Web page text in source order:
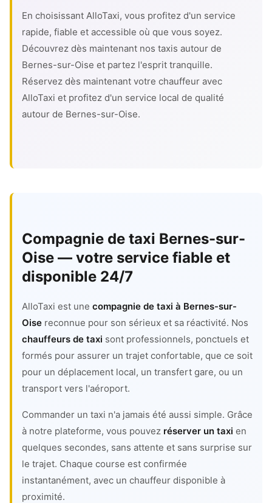
En choisissant AlloTaxi, vous profitez d'un service
rapide, fiable et accessible où que vous soyez.
Découvrez dès maintenant nos taxis autour de
Bernes-sur-Oise et partez l'esprit tranquille.
Réservez dès maintenant votre chauffeur avec
AlloTaxi et profitez d'un service local de qualité
autour de Bernes-sur-Oise.
Compagnie de taxi Bernes-sur-
Oise — votre service fiable et
disponible 24/7
AlloTaxi est une compagnie de taxi à Bernes-sur-
Oise reconnue pour son sérieux et sa réactivité. Nos
chauffeurs de taxi sont professionnels, ponctuels et
formés pour assurer un trajet confortable, que ce soit
pour un déplacement local, un transfert gare, ou un
transport vers l'aéroport.
Commander un taxi n'a jamais été aussi simple. Grâce
à notre plateforme, vous pouvez réserver un taxi en
quelques secondes, sans attente et sans surprise sur
le trajet. Chaque course est confirmée
instantanément, avec un chauffeur disponible à
proximité.